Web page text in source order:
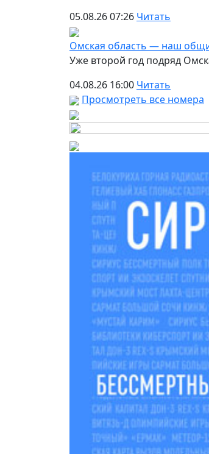
05.08.26 07:26 Читать
Омская область — наш
Уже второй год подряд
04.08.26 16:00 Читать
Просмотреть все номера